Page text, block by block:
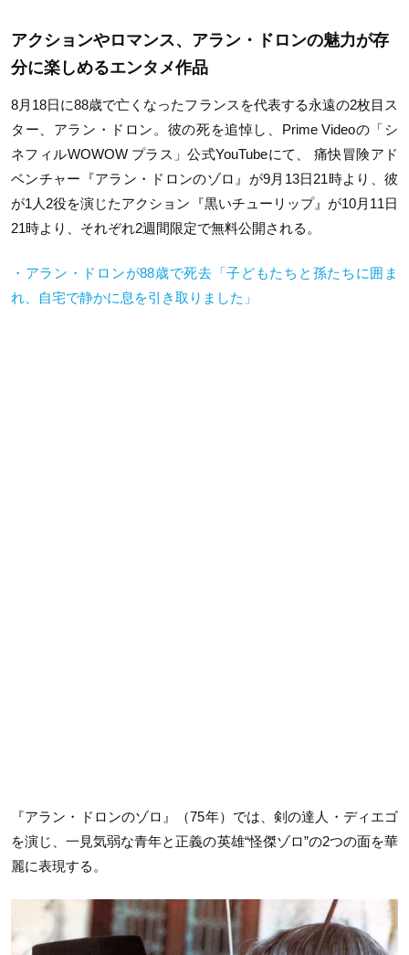
アクションやロマンス、アラン・ドロンの魅力が存
分に楽しめるエンタメ作品
8月18日に88歳で亡くなったフランスを代表する永遠の2枚目ス
ター、アラン・ドロン。彼の死を追悼し、Prime Videoの「シ
ネフィルWOWOW プラス」公式YouTubeにて、 痛快冒険アド
ベンチャー『アラン・ドロンのゾロ』が9月13日21時より、彼
が1人2役を演じたアクション『黒いチューリップ』が10月11日
21時より、それぞれ2週間限定で無料公開される。
・アラン・ドロンが88歳で死去「子どもたちと孫たちに囲ま
れ、自宅で静かに息を引き取りました」
『アラン・ドロンのゾロ』（75年）では、剣の達人・ディエゴ
を演じ、一見気弱な青年と正義の英雄“怪傑ゾロ”の2つの面を華
麗に表現する。